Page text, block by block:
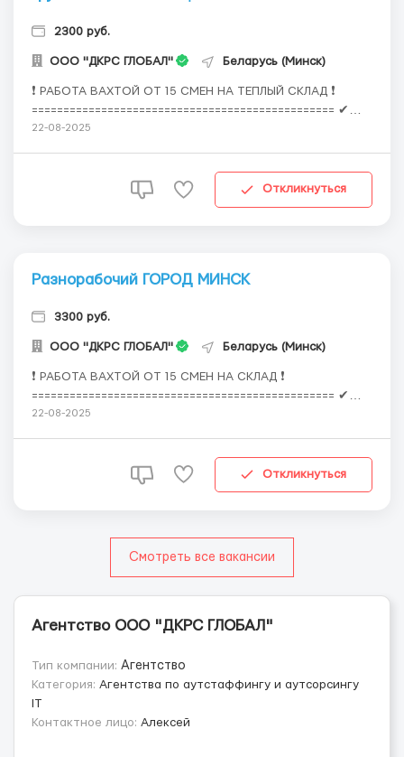
2300 руб.
OOO "ДКРС ГЛОБАЛ" Беларусь (Минск)
❗ РАБОТА ВАХТОЙ ОТ 15 СМЕН НА ТЕПЛЫЙ СКЛАД ❗
================================================ ✔
ВАКАНСИЯ ГРУЗЧИК-КОМПЛЕКТОВЩИК ✔ Ставка от 155
========================================...
22-08-2025
Откликнуться
Разнорабочий ГОРОД МИНСК
3300 руб.
OOO "ДКРС ГЛОБАЛ" Беларусь (Минск)
❗ РАБОТА ВАХТОЙ ОТ 15 СМЕН НА СКЛАД ❗
================================================ ✔
ВАКАНСИЯ РАЗНОРАБОЧИЙ ✔ Ставка от 155 до 220 Br за
================================================ ✅
22-08-2025
Откликнуться
Смотреть все вакансии
Агентство OOO "ДКРС ГЛОБАЛ"
Тип компании: Агентство
Категория: Агентства по аутстаффингу и аутсорсингу
IT
Контактное лицо: Алексей